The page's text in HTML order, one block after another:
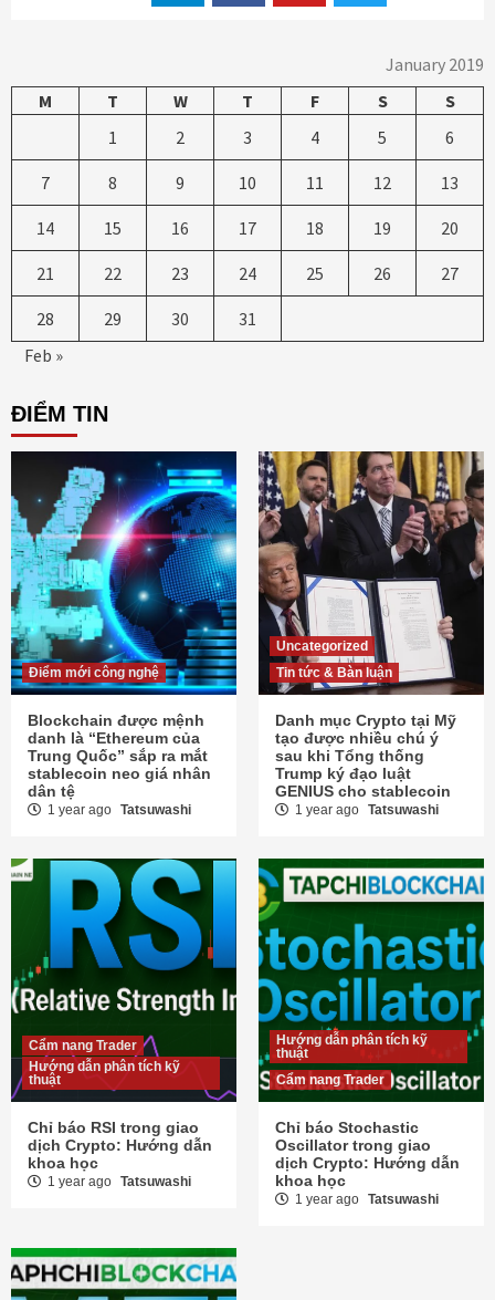
January 2019
M
T W T F S
S
1
2 3 4 5 6
7 8 9 10 11 12 13
14 15 16 17 18 19 20
21 22 23 24 25 26 27
28 29 30
31
Feb »
ĐIỂM TIN
Điểm mới công nghệ
Blockchain được mệnh
danh là “Ethereum của
Trung Quốc” sắp ra mắt
stablecoin neo giá nhân
dân tệ
1 year ago Tatsuwashi
Uncategorized
Tin tức & Bàn luận
Danh mục Crypto tại Mỹ
tạo được nhiều chú ý
sau khi Tổng thống
Trump ký đạo luật
GENIUS cho stablecoin
1 year ago Tatsuwashi
Cẩm nang Trader
Hướng dẫn phân tích kỹ
thuật
Chỉ báo RSI trong giao
dịch Crypto: Hướng dẫn
khoa học
1 year ago Tatsuwashi
Hướng dẫn phân tích kỹ
thuật
Cẩm nang Trader
Chỉ báo Stochastic
Oscillator trong giao
dịch Crypto: Hướng dẫn
khoa học
1 year ago Tatsuwashi